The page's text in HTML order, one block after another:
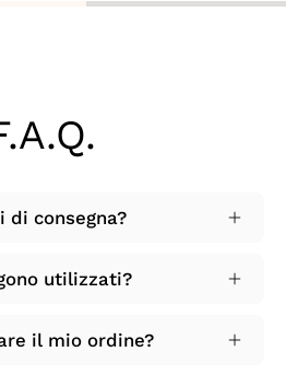
di consegna?
utilizzati?
il mio ordine?